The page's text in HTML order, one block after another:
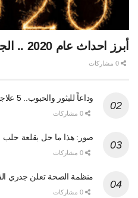
أبرز احداث عام 2020 .. الجزء الأول
وداعاً للبثور والحبوب.. 5 علاجات منزلية جربيها
صور: هذا ما حل بقلعة حلب
منظمة الصحة تعلن جدري